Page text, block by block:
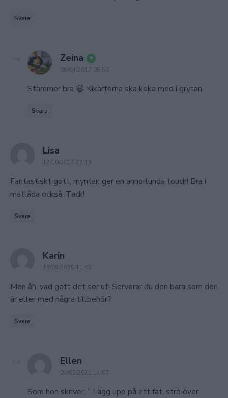
Svara
Zeina says:
08/04/2017 08:50
Stämmer bra 😀 Kikärtorna ska koka med i grytan
Svara
Lisa
12/10/2017 22:19
Fantastiskt gott, myntan ger en annorlunda touch! Bra i
matlåda också. Tack!
Svara
Karin
19/08/2020 11:43
Men åh, vad gott det ser ut! Serverar du den bara som den
är eller med några tillbehör?
Svara
Ellen
04/05/2021 14:07
Som hon skriver, ” Lägg upp på ett fat, strö över